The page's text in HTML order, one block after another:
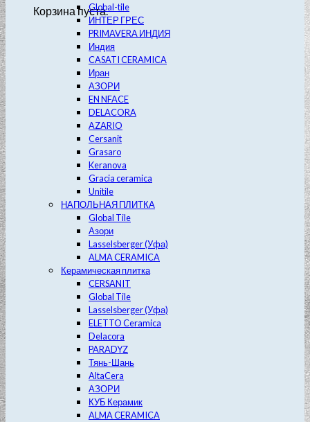
Корзина пуста.Global-tile
ИНТЕР ГРЕС
PRIMAVERA ИНДИЯ
Индия
CASATI CERAMICA
Иран
АЗОРИ
EN NFACE
DELACORA
AZARIO
Cersanit
Grasaro
Keranova
Gracia ceramica
Unitile
НАПОЛЬНАЯ ПЛИТКА
Global Tile
Азори
Lasselsberger (Уфа)
ALMA CERAMICA
Керамическая плитка
CERSANIT
Global Tile
Lasselsberger (Уфа)
ELETTO Ceramica
Delacora
PARADYZ
Тянь-Шань
AltaCera
АЗОРИ
КУБ Керамик
ALMA CERAMICA